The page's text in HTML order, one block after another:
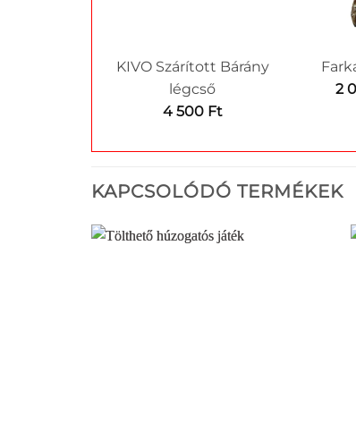
KIVO Szárított Bárány
légcső
4 500 Ft
2
KAPCSOLÓDÓ TERMÉKEK